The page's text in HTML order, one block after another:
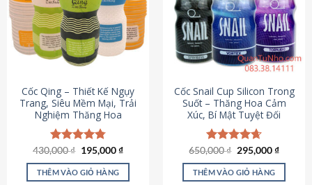
Cốc Qing – Thiết Kế Ngụy
Trang, Siêu Mềm Mại, Trải
Nghiệm Thăng Hoa
Được xếp
hạng4.78
5 sao
430,000₫ Giá
là:
430,000 ₫.
195,000₫Giá
tại
THÊM VÀO GIỎ HÀNG
Cốc Snail Cup Silicon Trong
Suốt – Thăng Hoa Cảm
Xúc, Bí Mật Tuyệt Đối
Được xếp
hạng4.69
5 sao
650,000₫ Giá
là:
650,000 ₫.
295,000₫Giá
tại
THÊM VÀO GIỎ HÀNG